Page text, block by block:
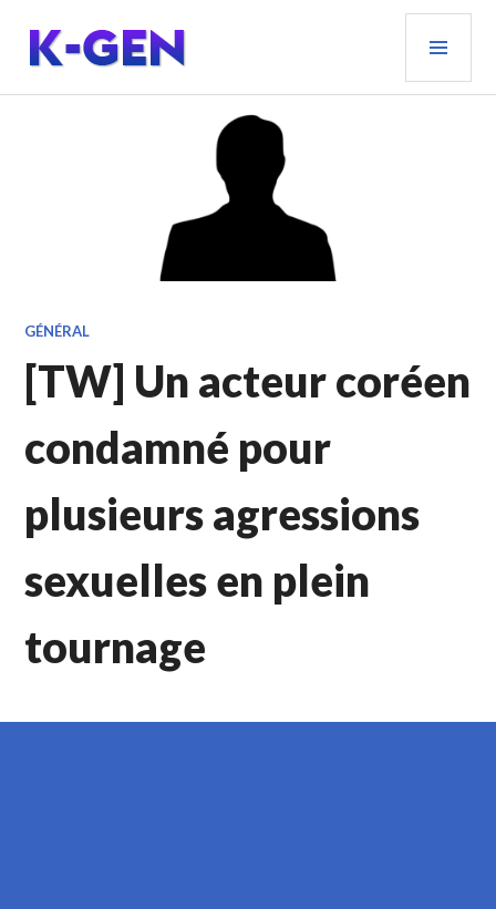
contenu
principal
K-GEN
GÉNÉRAL
[TW] Un acteur coréen
condamné pour
plusieurs agressions
sexuelles en plein
tournage